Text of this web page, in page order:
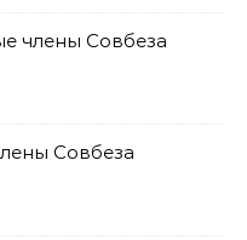
члены Совбеза
Совбеза